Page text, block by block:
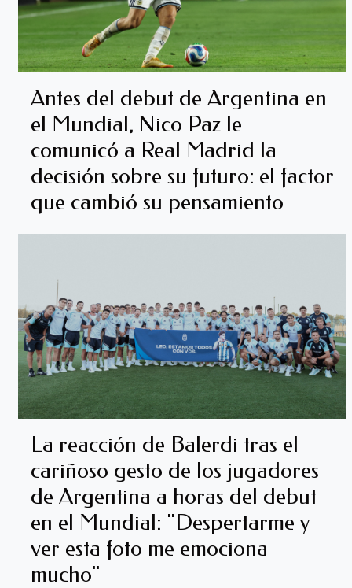
Antes del debut de Argentina en
el Mundial, Nico Paz le
comunicó a Real Madrid la
decisión sobre su futuro: el factor
que cambió su pensamiento
La reacción de Balerdi tras el
cariñoso gesto de los jugadores
de Argentina a horas del debut
en el Mundial: "Despertarme y
ver esta foto me emociona
mucho"